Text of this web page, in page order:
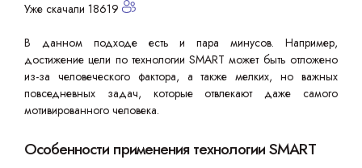
Уже скачали 18619
В данном подходе есть и пара минусов. Например,
достижение цели по технологии SMART может быть отложено
из-за человеческого фактора, а также мелких, но важных
повседневных задач, которые отвлекают даже самого
мотивированного человека.
Особенности применения технологии SMART